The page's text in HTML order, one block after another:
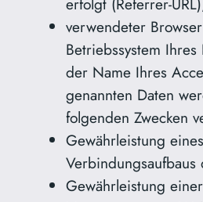
verwendeter
Betriebssystem
der Name Ihres
genannten Daten
folgenden Zwecken
Gewährleistung
Gewährleistung